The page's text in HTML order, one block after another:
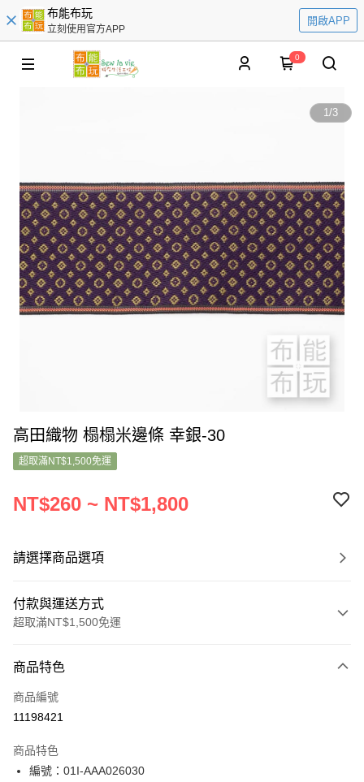
布能布玩
立刻使用官方APP
開啟APP
0
1/3
高田織物 榻榻米邊條 幸銀-30
超取滿NT$1,500免運
NT$260 ~ NT$1,800
請選擇商品選項
付款與運送方式
超取滿NT$1,500免運
信用卡一次付款
超商取貨付款
Apple Pay
商品特色
商品編號
11198421
商品特色
編號：01I-AAA026030